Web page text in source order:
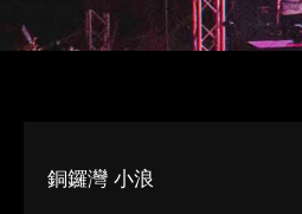
銅鑼灣 小浪